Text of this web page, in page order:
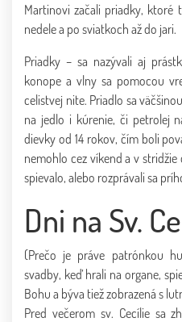
Martinovi začali priadky, ktoré
nedele a po sviatkoch až do jari.
Priadky – sa nazývali aj
konope a vlny sa pomocou
celistvej nite. Priadlo sa
na jedlo i kúrenie, či petrolej
dievky od 14 rokov, čím boli
nemohlo cez víkend a v
spievalo, alebo rozprávali sa
Dni na Sv.
(Prečo je práve patrónkou
svadby, keď hrali na organe,
Bohu a býva tiež zobrazená s
Pred večerom sv. Cecílie sa